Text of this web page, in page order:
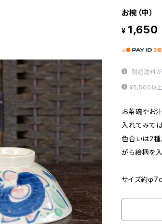
お椀（中）
¥ 1,650
別途送料が
¥5,500以上
お茶碗やお
入れてみて
色合いは2種
がら絵柄を
サイズ約